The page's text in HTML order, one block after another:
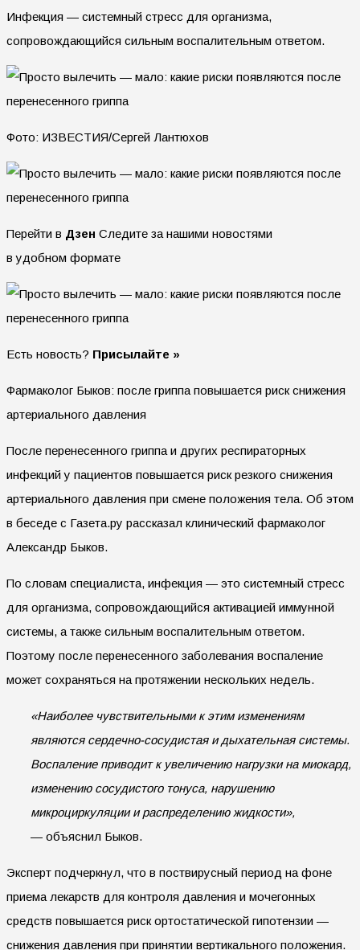
Инфекция — системный стресс для организма,
сопровождающийся сильным воспалительным ответом.
Фото: ИЗВЕСТИЯ/Сергей Лантюхов
Перейти в Дзен Следите за нашими новостями
в удобном формате
Есть новость? Присылайте »
Фармаколог Быков: после гриппа повышается риск снижения
артериального давления
После перенесенного гриппа и других респираторных
инфекций у пациентов повышается риск резкого снижения
артериального давления при смене положения тела. Об этом
в беседе с Газета.ру рассказал клинический фармаколог
Александр Быков.
По словам специалиста, инфекция — это системный стресс
для организма, сопровождающийся активацией иммунной
системы, а также сильным воспалительным ответом.
Поэтому после перенесенного заболевания воспаление
может сохраняться на протяжении нескольких недель.
«Наиболее чувствительными к этим изменениям
являются сердечно-сосудистая и дыхательная системы.
Воспаление приводит к увеличению нагрузки на миокард,
изменению сосудистого тонуса, нарушению
микроциркуляции и распределению жидкости»,
— объяснил Быков.
Эксперт подчеркнул, что в поствирусный период на фоне
приема лекарств для контроля давления и мочегонных
средств повышается риск ортостатической гипотензии —
снижения давления при принятии вертикального положения.